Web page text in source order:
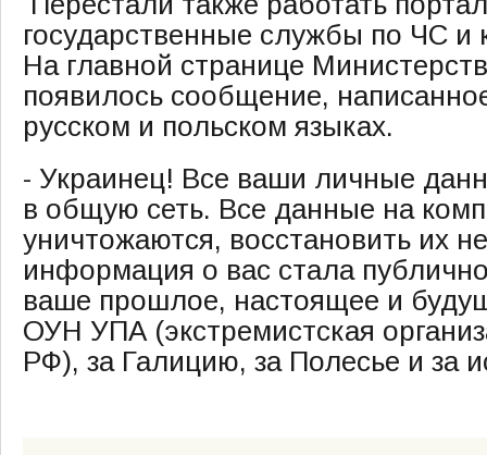
государственные службы по ЧС и
На главной странице
появилось сообщение,
русском и польском языках.
- Украинец! Все ваши личные
в общую сеть. Все данные на
уничтожаются, восстановить их
информация о вас стала
ваше прошлое, настоящее и
ОУН УПА (экстремистская
РФ), за Галицию, за Полесье и за